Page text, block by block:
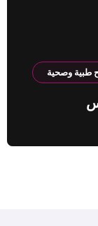
طبية وصحية